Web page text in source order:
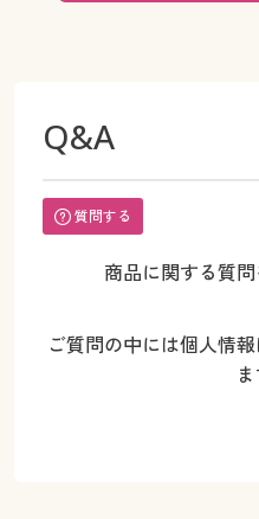
Q&A
質問する
商品に関する質問
ご質問の中には個人情
ま